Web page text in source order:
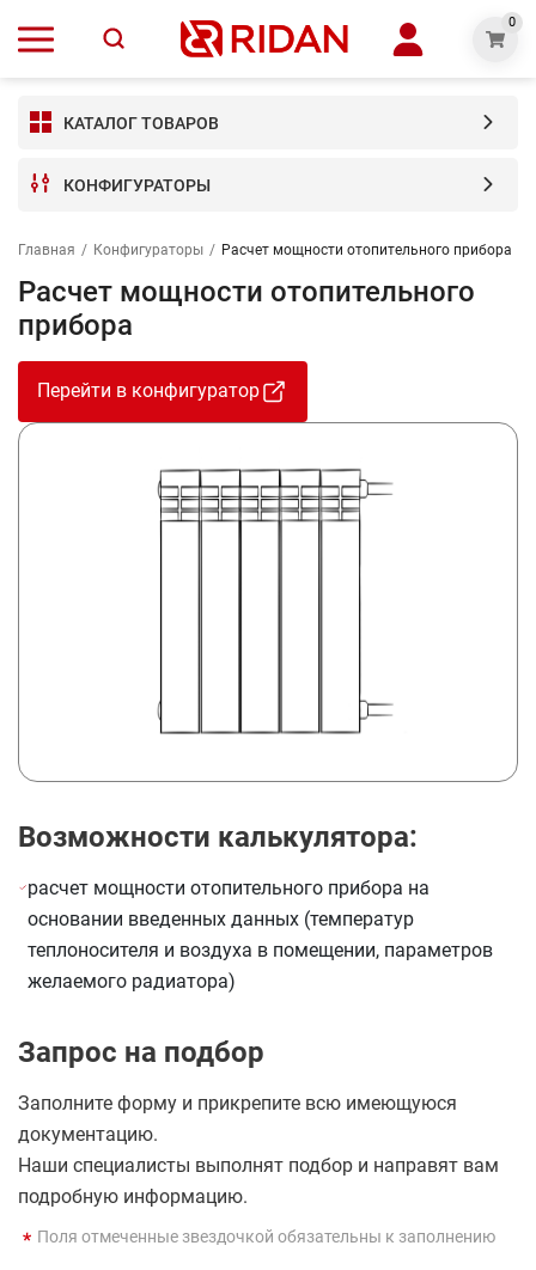
0
КАТАЛОГ ТОВАРОВ
КОНФИГУРАТОРЫ
Главная / Конфигураторы / Расчет мощности отопительного прибора
Расчет мощности отопительного
прибора
Перейти в конфигуратор
Возможности калькулятора:
расчет мощности отопительного прибора на
основании введенных данных (температур
теплоносителя и воздуха в помещении, параметров
желаемого радиатора)
Запрос на подбор
Заполните форму и прикрепите всю имеющуюся
документацию.
Наши специалисты выполнят подбор и направят вам
подробную информацию.
Поля отмеченные звездочкой обязательны к заполнению